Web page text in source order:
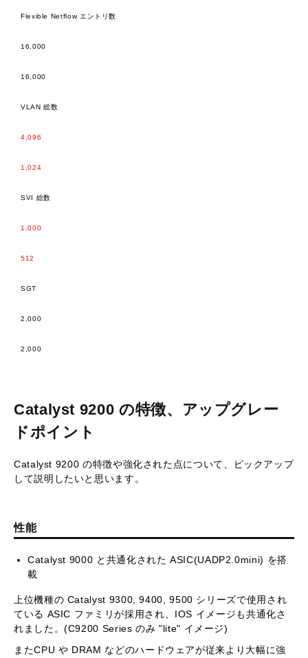
Flexible Netflow エントリ数
16,000
16,000
VLAN 総数
4,096
1,024
SVI 総数
1,000
512
SGT
2,000
2,000
Catalyst 9200 の特徴、アップグレー
ドポイント
Catalyst 9200 の特徴や強化された点について、ピックアップ
して説明したいと思います。
性能
Catalyst 9000 と共通化された ASIC(UADP2.0mini) を搭
載
上位機種の Catalyst 9300, 9400, 9500 シリーズで使用され
ている ASIC ファミリが採用され、IOS イメージも共通化さ
れました。(C9200 Series のみ "lite" イメージ)
またCPU や DRAM などのハードウェアが従来より大幅に強